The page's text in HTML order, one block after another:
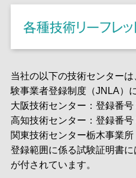
当社の以下の技術センター
験事業者登録制度（JNLA）
大阪技術センター：登録番
高知技術センター：登録番
関東技術センター栃木事業
登録範囲に係る試験証明書
が付されています。